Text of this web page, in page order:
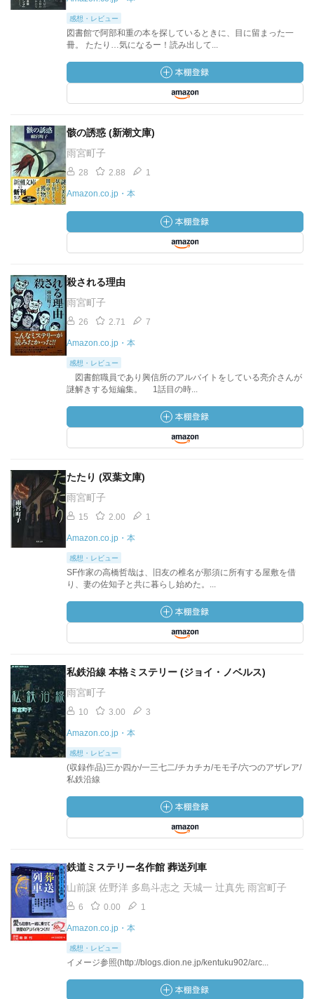
感想・レビュー
図書館で阿部和重の本を探しているときに、目に留まった一
冊。 たたり…気になるー！読み出して...
骸の誘惑 (新潮文庫)
雨宮町子
28 2.88 1
Amazon.co.jp・本
殺される理由
雨宮町子
26 2.71 7
Amazon.co.jp・本
感想・レビュー
図書館職員であり興信所のアルバイトをしている亮介さんが
謎解きする短編集。 1話目の時...
たたり (双葉文庫)
雨宮町子
15 2.00 1
Amazon.co.jp・本
感想・レビュー
SF作家の高橋哲哉は、旧友の椎名が那須に所有する屋敷を借
り、妻の佐知子と共に暮らし始めた。...
私鉄沿線 本格ミステリー (ジョイ・ノベルス)
雨宮町子
10 3.00 3
Amazon.co.jp・本
感想・レビュー
(収録作品)三か四か/一三七二/チカチカ/モモ子/六つのアザレア/
私鉄沿線
鉄道ミステリー名作館 葬送列車
山前譲 佐野洋 多島斗志之 天城一 辻真先 雨宮町子
6 0.00 1
Amazon.co.jp・本
感想・レビュー
イメージ参照(http://blogs.dion.ne.jp/kentuku902/arc...